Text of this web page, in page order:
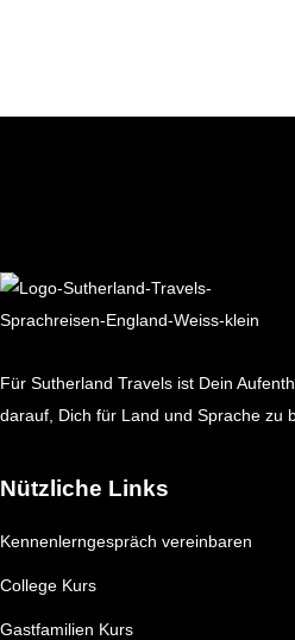
Für Sutherland Travels ist Dein
darauf, Dich für Land und Sprache zu
Nützliche Links
Kennenlerngespräch vereinbaren
College Kurs
Gastfamilien Kurs